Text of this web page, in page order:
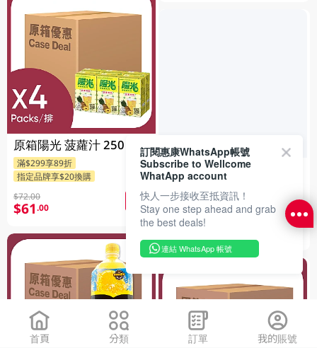
原箱陽光 菠蘿汁 250 ML
滿$299享89折
指定品牌享$20換購
$72.00
$61.00
原箱陽光 橙汁 250 ML
指定品牌享$20換購
$72.00
首頁 分類 訂單 我的賬號
訂閱惠康WhatsApp帳號
Subscribe to Wellcome
WhatApp account
快人一步接收至抵資訊！
Stay one step ahead and grab
the best deals!
連結 WhatsApp 帳號